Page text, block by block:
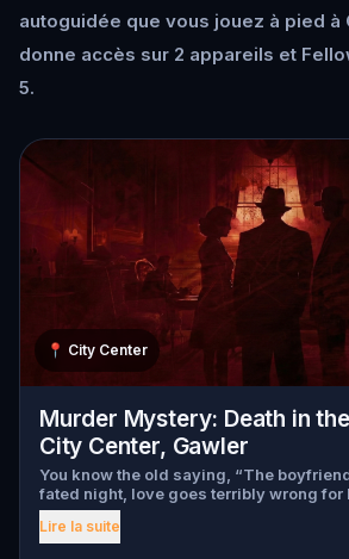
autoguidée que vous jouez à pied à
donne accès sur 2 appareils et
5.
📍 City Center
Murder Mystery: Death in
City Center, Gawler
You know the old saying, “The
fated night, love goes terribly wrong for
and Walter Bridges . Bella, a famous
found dead during a ghost tour led by
Lire la suite